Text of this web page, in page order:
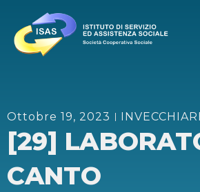
Ottobre 19, 2023
[29]
CANTO